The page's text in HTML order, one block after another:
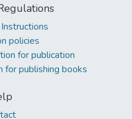
policies
for publication
for publishing books